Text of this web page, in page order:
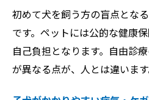
初めて犬を飼う方の盲点とな
です。ペットには公的な健康
自己負担となります。自由診
が異なる点が、人とは違います